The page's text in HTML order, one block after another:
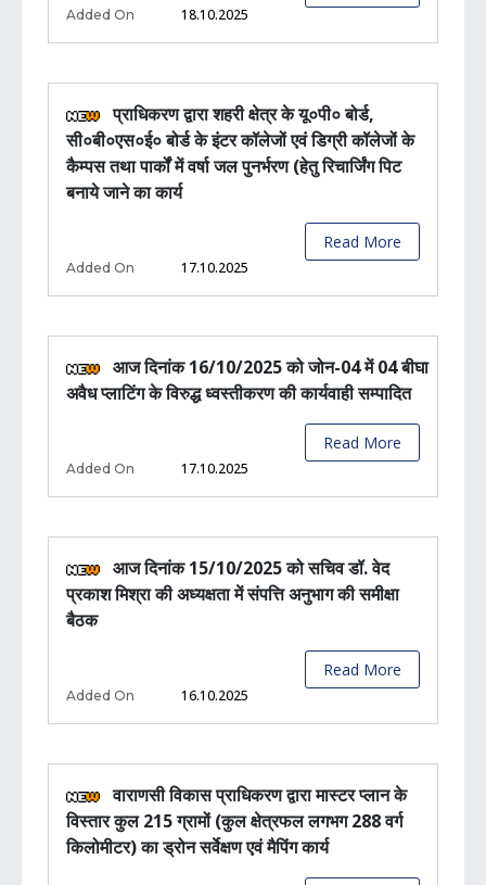
Added On 18.10.2025
प्राधिकरण द्वारा शहरी क्षेत्र के यू०पी० बोर्ड,
सी०बी०एस०ई० बोर्ड के इंटर कॉलेजों एवं डिग्री कॉलेजों के
कैम्पस तथा पार्कों में वर्षा जल पुनर्भरण (हेतु रिचार्जिंग पिट
बनाये जाने का कार्य
Read More
Added On 17.10.2025
आज दिनांक 16/10/2025 को जोन-04 में 04 बीघा
अवैध प्लाटिंग के विरुद्ध ध्वस्तीकरण की कार्यवाही सम्पादित
Read More
Added On 17.10.2025
आज दिनांक 15/10/2025 को सचिव डॉ. वेद
प्रकाश मिश्रा की अध्यक्षता में संपत्ति अनुभाग की समीक्षा
बैठक
Read More
Added On 16.10.2025
वाराणसी विकास प्राधिकरण द्वारा मास्टर प्लान के
विस्तार कुल 215 ग्रामों (कुल क्षेत्रफल लगभग 288 वर्ग
किलोमीटर) का ड्रोन सर्वेक्षण एवं मैपिंग कार्य